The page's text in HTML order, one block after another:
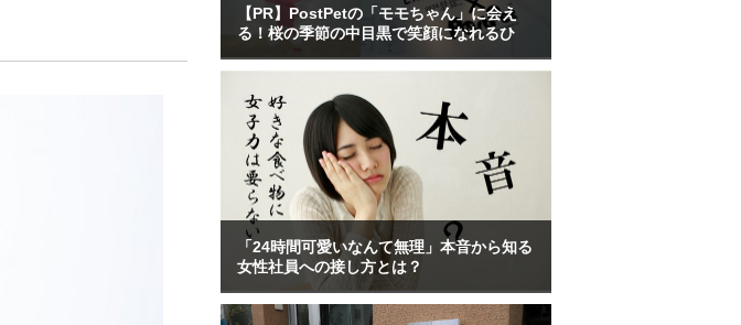
【PR】PostPetの「モモちゃん」に会え
る！桜の季節の中目黒で笑顔になれるひ
「24時間可愛いなんて無理」本音から知る
女性社員への接し方とは？